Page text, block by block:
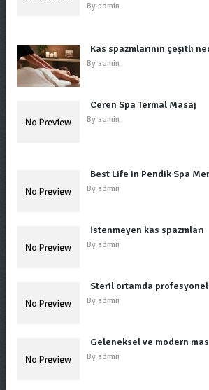
By admin
Kas spazmlarının çeşitli
By admin
Ceren Spa Termal Masaj
By admin
Best Life in Pendik Spa
By admin
İstenmeyen kas spazmları
By admin
Steril ortamda
By admin
Geleneksel ve modern
By admin